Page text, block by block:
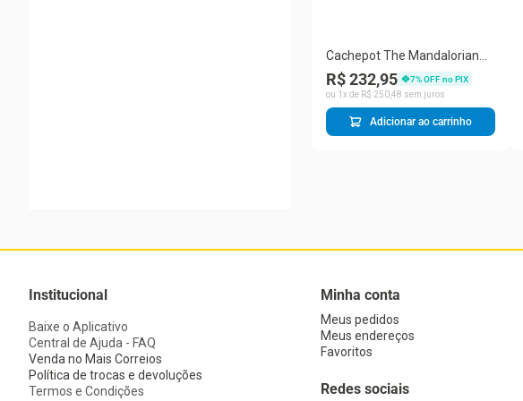
Cachepot The Mandalorian
Star Wars Tpc em Formato de
Capacete 28 X 30 X 26CM em
Polietileno Preto
R$ 232,95 7% OFF no PIX
ou 1 x de R$ 25048 sem juros
Adicionar ao carrinho
Institucional
Baixe o Aplicativo
Central de Ajuda - FAQ
Venda no Mais Correios
Política de trocas e devoluções
Termos e Condições
Minha conta
Meus pedidos
Meus endereços
Favoritos
Redes sociais